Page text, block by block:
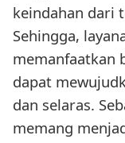
keindahan dari
Sehingga,
memanfaatkan
dapat
dan selaras.
memang